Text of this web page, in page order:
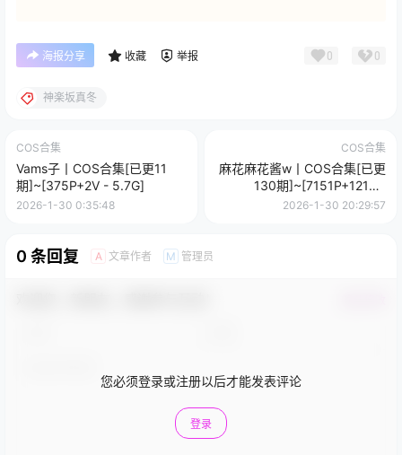
海报分享 收藏 举报 0 0
神楽坂真冬
COS合集
Vams子丨COS合集[已更11
期]~[375P+2V - 5.7G]
2026-1-30 0:35:48
COS合集
麻花麻花酱w丨COS合集[已更
130期]~[7151P+121V -
71.5G]
2026-1-30 20:29:57
0 条回复 A 文章作者 M 管理员
您必须登录或注册以后才能发表评论
登录